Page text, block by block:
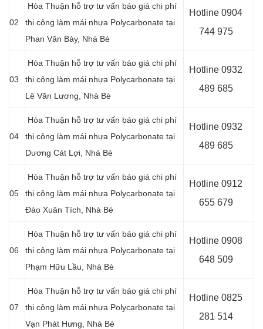
02
Hòa Thuận hỗ trợ tư vấn báo giá chi phí
thi công làm mái nhựa Polycarbonate tại
Phan Văn Bảy, Nhà Bè
Hotline 0904
744 975
03
Hòa Thuận hỗ trợ tư vấn báo giá chi phí
thi công làm mái nhựa Polycarbonate tại
Lê Văn Lương , Nhà Bè
Hotline 0932
489 685
04
Hòa Thuận hỗ trợ tư vấn báo giá chi phí
thi công làm mái nhựa Polycarbonate tại
Dương Cát Lợi, Nhà Bè
Hotline 0932
489 685
05
Hòa Thuận hỗ trợ tư vấn báo giá chi phí
thi công làm mái nhựa Polycarbonate tại
Đào Xuân Tích, Nhà Bè
Hotline 0912
655 679
06
Hòa Thuận hỗ trợ tư vấn báo giá chi phí
thi công làm mái nhựa Polycarbonate tại
Phạm Hữu Lầu, Nhà Bè
Hotline 0908
648 509
07
Hòa Thuận hỗ trợ tư vấn báo giá chi phí
thi công làm mái nhựa Polycarbonate tại
Vạn Phát Hưng , Nhà Bè
Hotline 0825
281 514